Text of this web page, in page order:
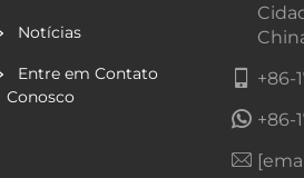
Notícias
Entre em Contato
Conosco
+86-
+86-